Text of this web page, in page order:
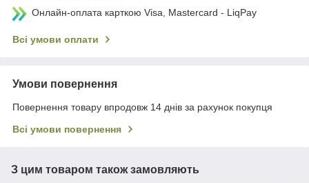
Онлайн-оплата карткою Visa, Mastercard - LiqPay
Всі умови оплати
Умови повернення
Повернення товару впродовж 14 днів за рахунок покупця
Всі умови повернення
З цим товаром також замовляють